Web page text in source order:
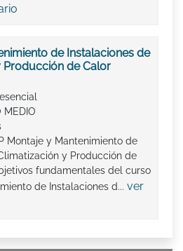
de Instalaciones de
Producción de Calor
MEDIO
Montaje y Mantenimiento de
y Producción de
fundamentales del curso
de Instalaciones d... ver